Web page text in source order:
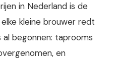
in Nederland is de
kleine brouwer redt
begonnen: taprooms
en